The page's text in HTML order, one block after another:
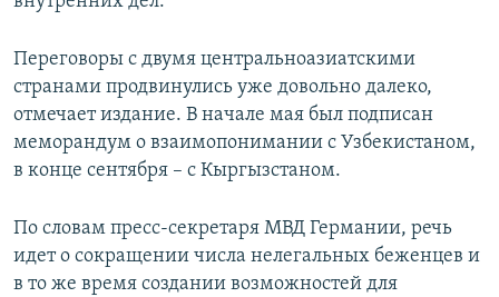
Переговоры с двумя центральноазиатскими
странами продвинулись уже довольно далеко,
отмечает издание. В начале мая был подписан
меморандум о взаимопонимании с Узбекистаном,
в конце сентября – с Кыргызстаном.
По словам пресс-секретаря МВД Германии, речь
идет о сокращении числа нелегальных беженцев и
в то же время создании возможностей для